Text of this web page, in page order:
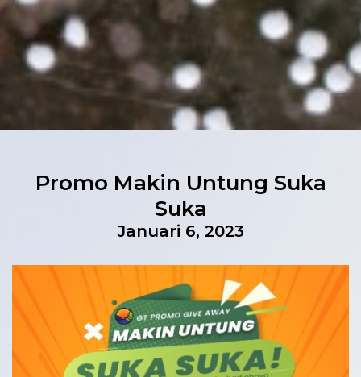
Promo Makin Untung Suka
Suka
Januari 6, 2023